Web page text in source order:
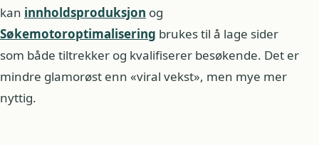
kan innholdsproduksjon og
Søkemotoroptimalisering brukes til å lage sider
som både tiltrekker og kvalifiserer besøkende. Det er
mindre glamorøst enn «viral vekst», men mye mer
nyttig.